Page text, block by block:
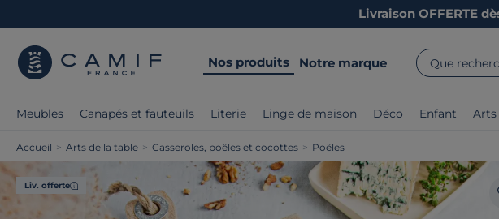
Livraison OFFERTE
Nos produits Notre marque Que
Meubles Canapés et fauteuils Literie Linge de maison Déco Enfant Arts
Accueil > Arts de la table > Casseroles, poêles et cocottes > Poêles
Liv. offerte